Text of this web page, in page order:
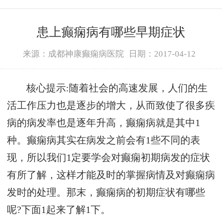
患上癫痫病有哪些早期症状
来源：成都神康癫痫病医院 日期：2017-04-12
核心提示:随着社会的高速发展，人们的生
活工作压力也是逐步的增大，从而致使了很多疾
病的病发率也是逐年升高，癫痫病就是其中1
种。癫痫病其实在病发之前会有1些不同的表
现，所以我们1定要学会对癫痫初期病发的症状
有所了解，这样才能及时的掌握病情及对癫痫病
发时的处理。那末，癫痫病的初期症状有哪些
呢?下面1起来了解1下。